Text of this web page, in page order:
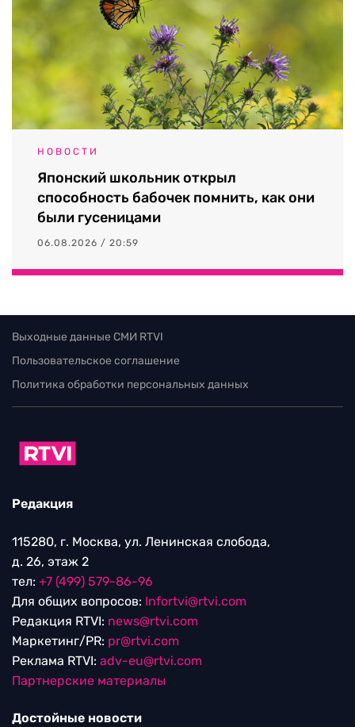
НОВОСТИ
Японский школьник открыл
способность бабочек помнить, как они
были гусеницами
06.08.2026 / 20:59
Выходные данные СМИ RTVI
Пользовательское соглашение
Политика обработки персональных данных
Редакция
115280, г. Москва, ул. Ленинская слобода,
д. 26, этаж 2
тел: +7 (499) 579-86-96
Для общих вопросов: Infortvi@rtvi.com
Редакция RTVI: news@rtvi.com
Маркетинг/PR: pr@rtvi.com
Реклама RTVI: adv-eu@rtvi.com
Партнерские материалы
Достойные новости